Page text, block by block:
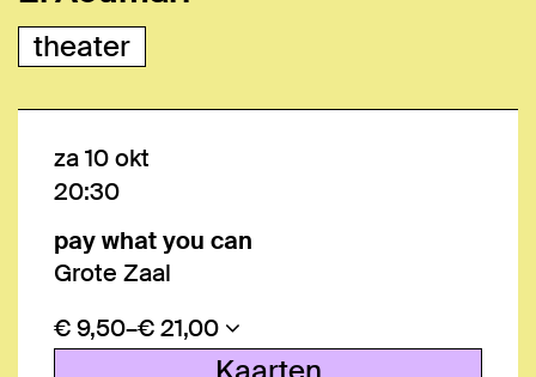
theater
za 10 okt
20:30
pay what you can
Grote Zaal
€ 9,50–€ 21,00